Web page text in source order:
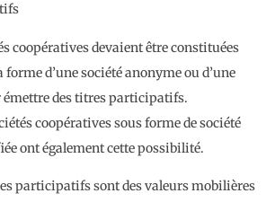
coopératives devaient être constituées
d’une société anonyme ou d’une
émettre des titres participatifs.
coopératives sous forme de société
ont également cette possibilité.
participatifs sont des valeurs mobilières